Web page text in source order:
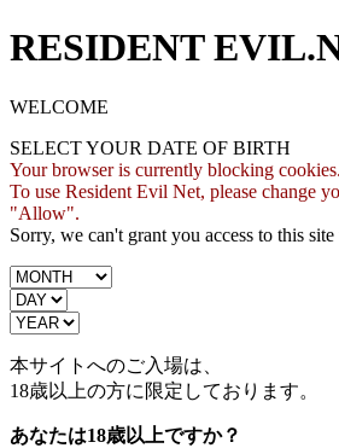
RESIDENT
WELCOME
SELECT YOUR DATE OF BIRTH
Your browser is currently blocking cookies.
To use Resident Evil Net, please change
"Allow".
Sorry, we can't grant you access to this
本サイトへのご入場は、
18歳以上の方に限定しております。
あなたは18歳以上ですか？